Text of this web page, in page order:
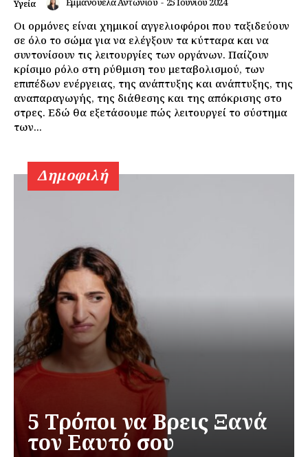
Υγεία
Οι ορμόνες είναι χημικοί αγγελιοφόροι που ταξιδεύουν
σε όλο το σώμα για να ελέγξουν τα κύτταρα και να
συντονίσουν τις λειτουργίες των οργάνων. Παίζουν
κρίσιμο ρόλο στη ρύθμιση του μεταβολισμού, των
επιπέδων ενέργειας, της ανάπτυξης και ανάπτυξης, της
αναπαραγωγής, της διάθεσης και της απόκρισης στο
στρες. Εδώ θα εξετάσουμε πώς λειτουργεί το σύστημα
των...
Δημοφιλή
5 Τρόποι να Βρεις Ξανά
τον Εαυτό σου